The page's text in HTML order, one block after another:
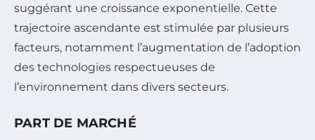
suggérant une croissance exponentielle. Cette
trajectoire ascendante est stimulée par plusieurs
facteurs, notamment l’augmentation de l’adoption
des technologies respectueuses de
l’environnement dans divers secteurs.
PART DE MARCHÉ